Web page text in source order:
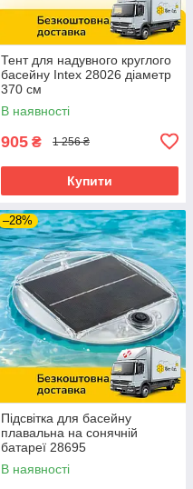
Тент для надувного круглого
басейну Intex 28026 діаметр
370 см
В наявності
905 ₴ 1 256 ₴
Купити
–28%
Підсвітка для басейну
плавальна на сонячній
батареї 28695
В наявності